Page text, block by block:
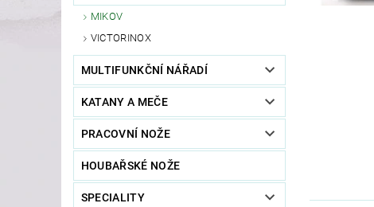
MIKOV
VICTORINOX
MULTIFUNKČNÍ NÁŘADÍ
KATANY A MEČE
PRACOVNÍ NOŽE
HOUBAŘSKÉ NOŽE
SPECIALITY